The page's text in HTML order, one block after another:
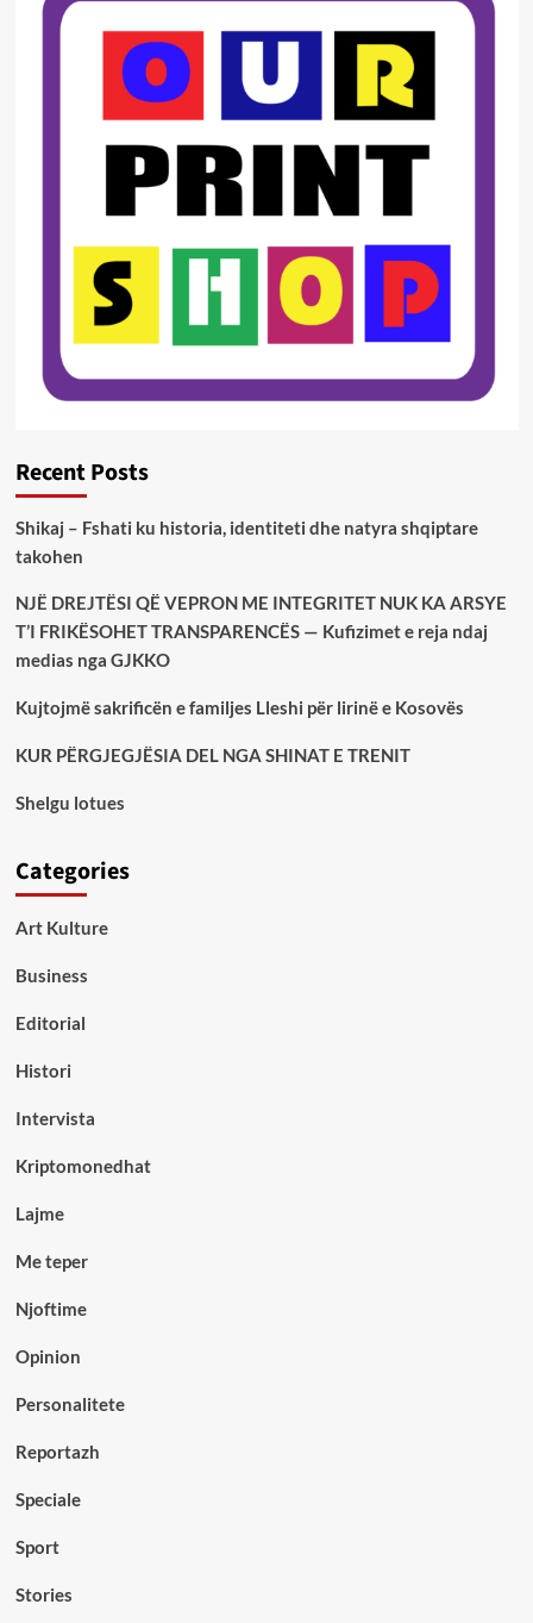
Recent Posts
Shikaj – Fshati ku historia, identiteti dhe natyra shqiptare
takohen
NJË DREJTËSI QË VEPRON ME INTEGRITET NUK KA ARSYE
T’I FRIKËSOHET TRANSPARENCËS — Kufizimet e reja ndaj
medias nga GJKKO
Kujtojmë sakrificën e familjes Lleshi për lirinë e Kosovës
KUR PËRGJEGJËSIA DEL NGA SHINAT E TRENIT
Shelgu lotues
Categories
Art Kulture
Business
Editorial
Histori
Intervista
Kriptomonedhat
Lajme
Me teper
Njoftime
Opinion
Personalitete
Reportazh
Speciale
Sport
Stories